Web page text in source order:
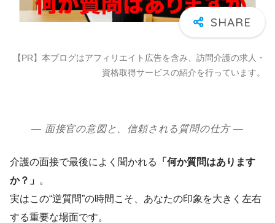
【PR】本ブログはアフィリエイト広告を含み、訪問介護の求人・
資格取得サービスの紹介を行っています。
― 面接官の意図と、信頼される質問の仕方 ―
介護の面接で最後によく聞かれる
「何か質問はあります
か？」 。
実はこの“逆質問”の時間こそ、あなたの印象を大きく左右
する重要な場面です。